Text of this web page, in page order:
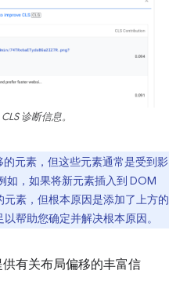
诊断信息。
的元素，但这些元素通常是受到影
如，如果将新元素插入到 DOM
素，但根本原因是添加了上方的
帮助您确定并解决根本原因。
供有关布局偏移的丰富信